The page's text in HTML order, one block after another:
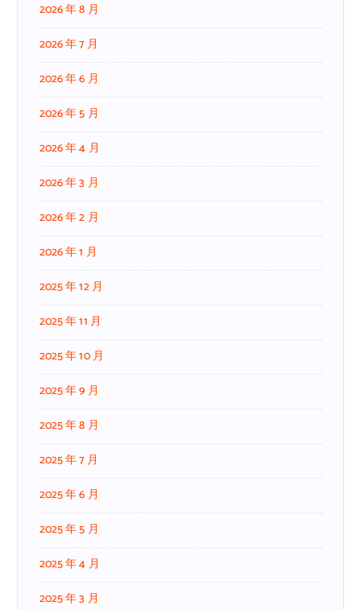
2026 年 8 月
2026 年 7 月
2026 年 6 月
2026 年 5 月
2026 年 4 月
2026 年 3 月
2026 年 2 月
2026 年 1 月
2025 年 12 月
2025 年 11 月
2025 年 10 月
2025 年 9 月
2025 年 8 月
2025 年 7 月
2025 年 6 月
2025 年 5 月
2025 年 4 月
2025 年 3 月